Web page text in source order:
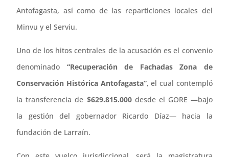
Antofagasta, así como de las reparticiones locales del
Minvu y el Serviu.
Uno de los hitos centrales de la acusación es el convenio
denominado “Recuperación de Fachadas Zona de
Conservación Histórica Antofagasta”, el cual contempló
la transferencia de $629.815.000desde el GORE —bajo
la gestión del gobernador Ricardo Díaz— hacia la
fundación de Larraín.